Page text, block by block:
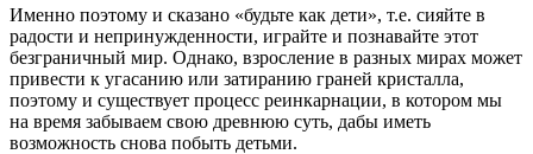
Именно поэтому и сказано «будьте как дети», т.е. сияйте в
радости и непринужденности, играйте и познавайте этот
безграничный мир. Однако, взросление в разных мирах может
привести к угасанию или затиранию граней кристалла,
поэтому и существует процесс реинкарнации, в котором мы
на время забываем свою древнюю суть, дабы иметь
возможность снова побыть детьми.